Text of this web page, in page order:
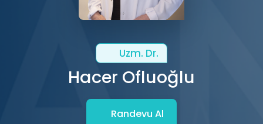
Uzm. Dr.
Hacer Ofluoğlu
Randevu Al